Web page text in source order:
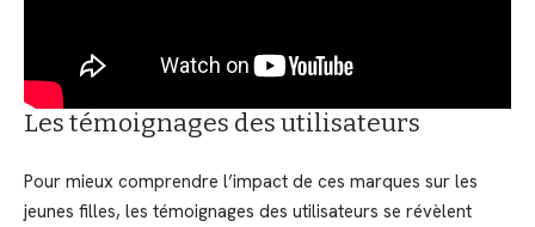
Les témoignages des utilisateurs
Pour mieux comprendre l’impact de ces marques sur les
jeunes filles, les témoignages des utilisateurs se révèlent